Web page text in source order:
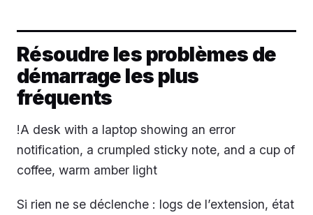
Résoudre les problèmes de
démarrage les plus
fréquents
!A desk with a laptop showing an error
notification, a crumpled sticky note, and a cup of
coffee, warm amber light
Si rien ne se déclenche : logs de l’extension, état